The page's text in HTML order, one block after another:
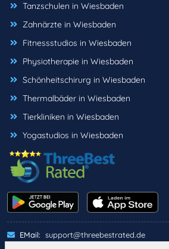
Tanzschulen in Wiesbaden
Zahnärzte in Wiesbaden
Fitnessstudios in Wiesbaden
Physiotherapie in Wiesbaden
Schönheitschirurg in Wiesbaden
Thermalbäder in Wiesbaden
Tierkliniken in Wiesbaden
Yogastudios in Wiesbaden
EMail: support@threebestrated.de